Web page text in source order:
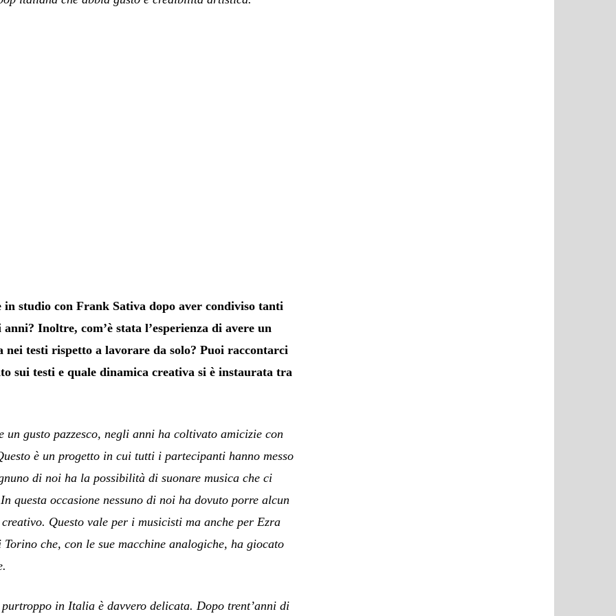
in studio con Frank Sativa dopo aver condiviso tanti
Inoltre, com’è stata l’esperienza di avere un
nei testi rispetto a lavorare da solo? Puoi raccontarci
sui testi e quale dinamica creativa si è instaurata tra
un gusto pazzesco, negli anni ha coltivato amicizie con
è un progetto in cui tutti i partecipanti hanno messo
di noi ha la possibilità di suonare musica che ci
questa occasione nessuno di noi ha dovuto porre alcun
Questo vale per i musicisti ma anche per Ezra
che, con le sue macchine analogiche, ha giocato
in Italia è davvero delicata. Dopo trent’anni di